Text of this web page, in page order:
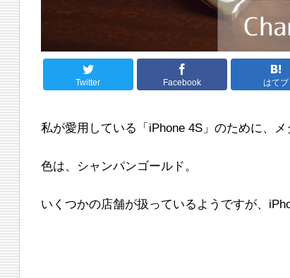
Twitter Facebook はてブ
私が愛用している「iPhone 4S」のために、
色は、シャンパンゴールド。
いくつかの店舗が扱っているようですが、